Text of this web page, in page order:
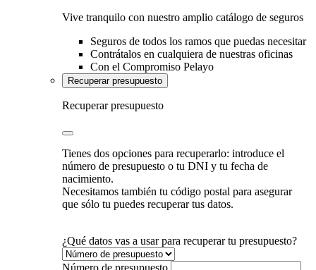
Vive tranquilo con nuestro amplio catálogo de seguros
Seguros de todos los ramos que puedas necesitar
Contrátalos en cualquiera de nuestras oficinas
Con el Compromiso Pelayo
Recuperar presupuesto
Recuperar presupuesto
Tienes dos opciones para recuperarlo: introduce el
número de presupuesto o tu DNI y tu fecha de
nacimiento.
Necesitamos también tu código postal para asegurar
que sólo tu puedes recuperar tus datos.
¿Qué datos vas a usar para recuperar tu presupuesto?
Número de presupuesto